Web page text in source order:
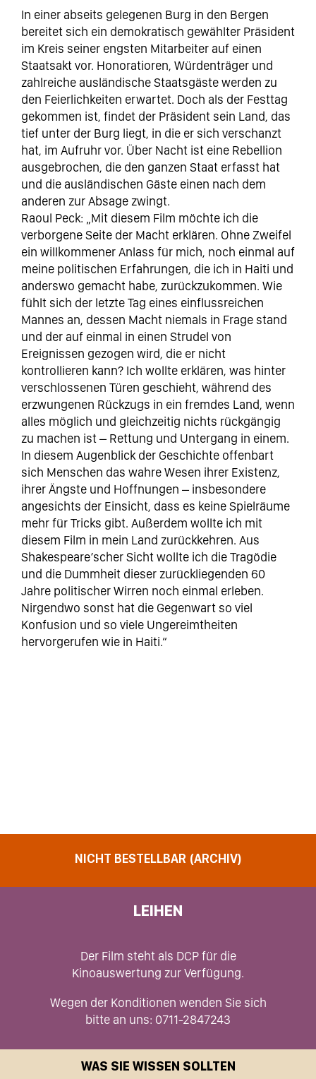
In einer abseits gelegenen Burg in den Bergen
bereitet sich ein demokratisch gewählter Präsident
im Kreis seiner engsten Mitarbeiter auf einen
Staatsakt vor. Honoratioren, Würdenträger und
zahlreiche ausländische Staatsgäste werden zu
den Feierlichkeiten erwartet. Doch als der Festtag
gekommen ist, findet der Präsident sein Land, das
tief unter der Burg liegt, in die er sich verschanzt
hat, im Aufruhr vor. Über Nacht ist eine Rebellion
ausgebrochen, die den ganzen Staat erfasst hat
und die ausländischen Gäste einen nach dem
anderen zur Absage zwingt.
Raoul Peck: „Mit diesem Film möchte ich die
verborgene Seite der Macht erklären. Ohne Zweifel
ein willkommener Anlass für mich, noch einmal auf
meine politischen Erfahrungen, die ich in Haiti und
anderswo gemacht habe, zurückzukommen. Wie
fühlt sich der letzte Tag eines einflussreichen
Mannes an, dessen Macht niemals in Frage stand
und der auf einmal in einen Strudel von
Ereignissen gezogen wird, die er nicht
kontrollieren kann? Ich wollte erklären, was hinter
verschlossenen Türen geschieht, während des
erzwungenen Rückzugs in ein fremdes Land, wenn
alles möglich und gleichzeitig nichts rückgängig
zu machen ist – Rettung und Untergang in einem.
In diesem Augenblick der Geschichte offenbart
sich Menschen das wahre Wesen ihrer Existenz,
ihrer Ängste und Hoffnungen – insbesondere
angesichts der Einsicht, dass es keine Spielräume
mehr für Tricks gibt. Außerdem wollte ich mit
diesem Film in mein Land zurückkehren. Aus
Shakespeare’scher Sicht wollte ich die Tragödie
und die Dummheit dieser zurückliegenden 60
Jahre politischer Wirren noch einmal erleben.
Nirgendwo sonst hat die Gegenwart so viel
Konfusion und so viele Ungereimtheiten
hervorgerufen wie in Haiti.“
LEIHEN
Der Film steht als DCP für die
Kinoauswertung zur Verfügung.
Wegen der Konditionen wenden Sie sich
bitte an uns: 0711-2847243
NICHT BESTELLBAR (ARCHIV)
WAS SIE WISSEN SOLLTEN